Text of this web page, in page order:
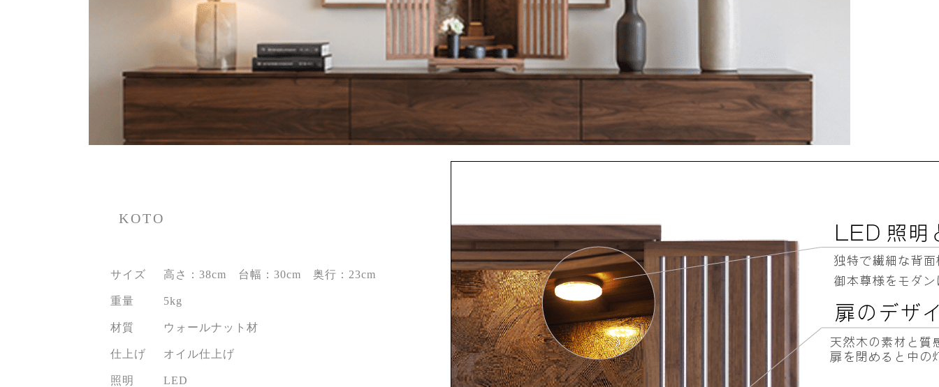
KOTO
サイズ 高さ：38cm 台幅：30cm 奥行：23cm
重量 5kg
材質 ウォールナット材
仕上げ オイル仕上げ
照明 LED